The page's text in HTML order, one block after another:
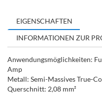
EIGENSCHAFTEN
INFORMATIONEN ZUR
Anwendungsmöglichkeiten:
Amp
Metall: Semi-Massives True-
Querschnitt: 2,08 mm²